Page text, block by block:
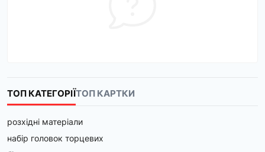
ТОП КАТЕГОРІЇТОП КАРТКИ
розхідні матеріали
набір головок торцевих